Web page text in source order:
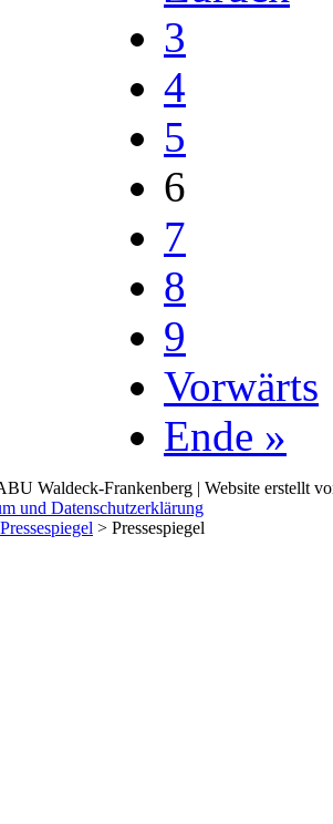
3
4
5
6
7
8
9
Vorwärts
Ende »
Waldeck-Frankenberg | Website erstellt
und Datenschutzerklärung
Pressespiegel > Pressespiegel